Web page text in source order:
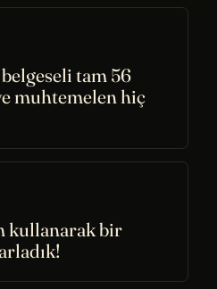
tam 56
muhtemelen hiç
kullanarak bir